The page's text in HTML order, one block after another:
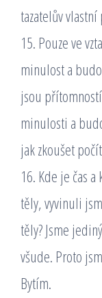
tazatelův vlastní
15. Pouze ve
minulost a
jsou
minulosti a
jak zkoušet
16. Kde je čas
těly, vyvinuli
těly? Jsme
všude. Proto
Bytím.